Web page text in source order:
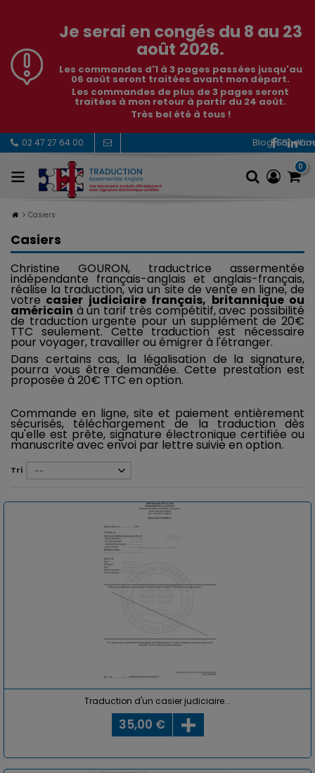
Je serai en congés du 8 au 23
août 2026.
Les commandes d'1 à 3 pages passées jusqu'au
06 août seront traitées avant mon départ.
Les commandes de plus de 3 pages seront
traitées à mon retour à partir du 24 août.
Très bel été à tous !
02 47 27 64 00 RSS
0
Casiers
Casiers
Christine GOURON, traductrice assermentée
indépendante français-anglais et anglais-français,
réalise la traduction, via un site de vente en ligne, de
votre casier judiciaire français, britannique ou
américain à un tarif très compétitif, avec possibilité
de traduction urgente pour un supplément de 20€
TTC seulement. Cette traduction est nécessaire
pour voyager, travailler ou émigrer à l'étranger.
Dans certains cas, la légalisation de la signature,
pourra vous être demandée. Cette prestation est
proposée à 20€ TTC en option.
Commande en ligne, site et paiement entièrement
sécurisés, téléchargement de la traduction dès
qu'elle est prête, signature électronique certifiée ou
manuscrite avec envoi par lettre suivie en option.
Tri --
Traduction d'un casier judiciaire...
35,00 €